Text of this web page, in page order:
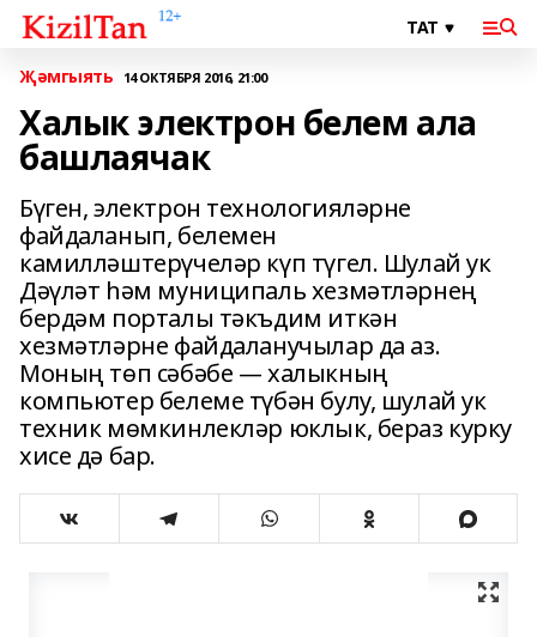
Җәмгыять 14 ОКТЯБРЯ 2016, 21:00
Халык электрон белем ала
башлаячак
Бүген, электрон технологияләрне
файдаланып, белемен
камилләштерүчеләр күп түгел. Шулай ук
Дәүләт һәм муниципаль хезмәтләрнең
бердәм порталы тәкъдим иткән
хезмәтләрне файдаланучылар да аз.
Моның төп сәбәбе — халыкның
компьютер белеме түбән булу, шулай ук
техник мөмкинлекләр юклык, бераз курку
хисе дә бар.